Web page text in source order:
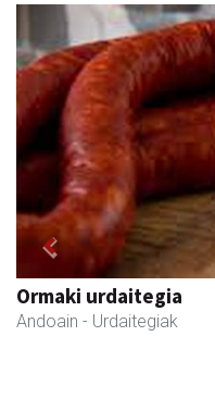
Tximeleta oihal-denda
Andoain - Oihal-denda
Previous